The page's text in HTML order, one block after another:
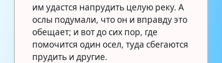
им удастся напрудить целую реку. А
ослы подумали, что он и вправду это
обещает; и вот до сих пор, где
помочится один осел, туда сбегаются
прудить и другие.